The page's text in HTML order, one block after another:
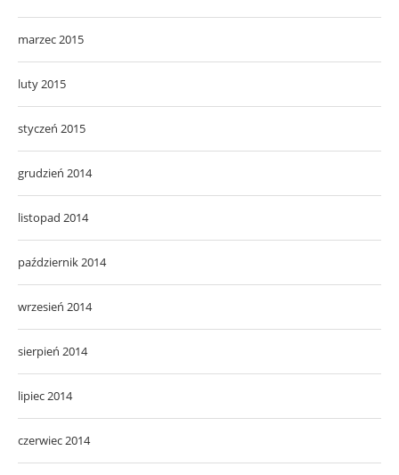
marzec 2015
luty 2015
styczeń 2015
grudzień 2014
listopad 2014
październik 2014
wrzesień 2014
sierpień 2014
lipiec 2014
czerwiec 2014